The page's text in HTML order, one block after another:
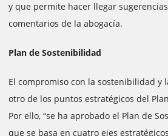
y que permite hacer llegar
comentarios de la abogacía.
Plan de Sostenibilidad
El compromiso con la sostenibilidad y
otro de los puntos estratégicos del
Por ello, “se ha aprobado el Plan de
que se basa en cuatro ejes